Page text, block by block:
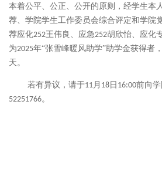
本着公平、公正、公开的原则，经学生本
荐、学院学生工作委员会综合评定和学院
荐应化252王伟良 、应急252胡欣怡、应化
为2025年“张雪峰暖风助学”助学金获得者
天。
若有异议，请于11月 18 日 16:00前向
52251766。